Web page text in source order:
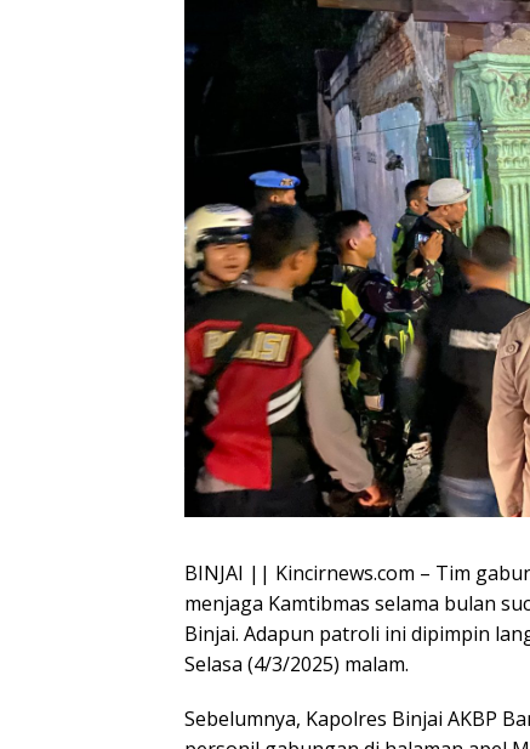
BINJAI || Kincirnews.com – Tim
menjaga Kamtibmas selama bulan
Binjai. Adapun patroli ini dipimpin
Selasa (4/3/2025) malam.
Sebelumnya, Kapolres Binjai AKBP